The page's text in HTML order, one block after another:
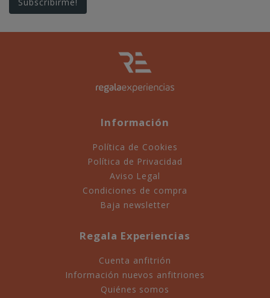
Información
Política de Cookies
Política de Privacidad
Aviso Legal
Condiciones de compra
Baja newsletter
Regala Experiencias
Cuenta anfitrión
Información nuevos anfitriones
Quiénes somos